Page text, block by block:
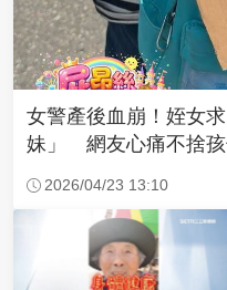
女警產後血崩！姪女
妹」 網友心痛不捨
2026/04/23 13:10